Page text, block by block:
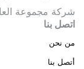
شركة مجموعة
اتصل بنا
من نحن
أتصل بنا